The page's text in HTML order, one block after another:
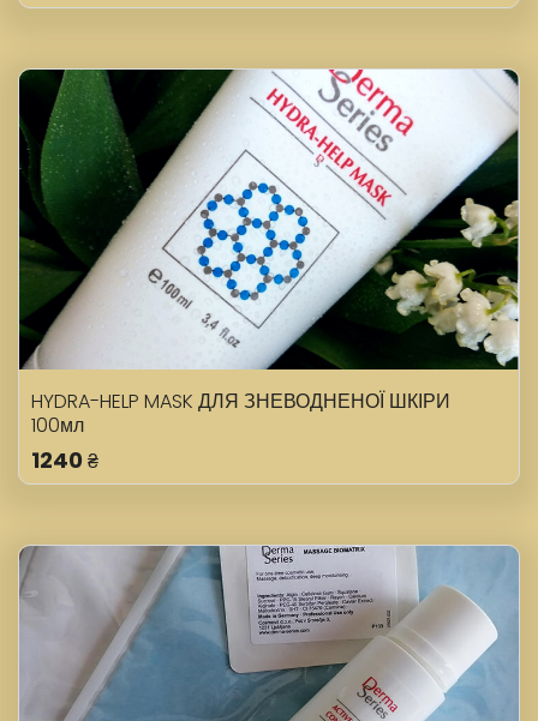
HYDRA-HELP MASK ДЛЯ ЗНЕВОДНЕНОЇ ШКІРИ
100мл
1240 ₴